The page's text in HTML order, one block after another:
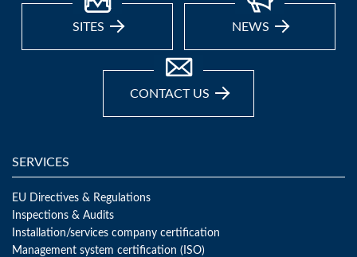
SITES NEWS
CONTACT US
SERVICES
EU Directives & Regulations
Inspections & Audits
Installation/services company certification
Management system certification (ISO)